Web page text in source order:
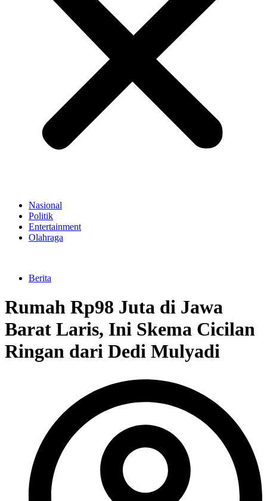
Nasional
Politik
Entertainment
Olahraga
Berita
Rumah Rp98 Juta di Jawa
Barat Laris, Ini Skema Cicilan
Ringan dari Dedi Mulyadi